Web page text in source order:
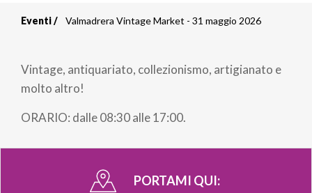
di
pane
Eventi Valmadrera Vintage Market - 31 maggio 2026
Vintage, antiquariato, collezionismo, artigianato e
molto altro!
ORARIO: dalle 08:30 alle 17:00.
PORTAMI QUI: